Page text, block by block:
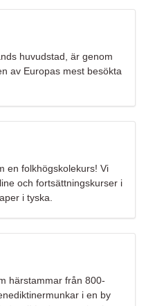
huvudstad, är genom
av Europas mest besökta
en folkhögskolekurs! Vi
och fortsättningskurser i
i tyska.
härstammar från 800-
i en by